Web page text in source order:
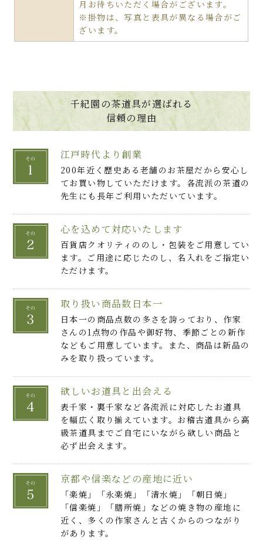
月お待ちいただく場合がございます。
※掛物は、写真と表具が異なる場合がご
ざいます。
千紀園の茶道具が選ばれる
信頼の理由
江戸時代より創業
200年近く歴史ある老舗のお茶屋だから安心し
てお買い物していただけます。各流派の茶道の
先生にも長年ご利用いただいています。
心を込めて対応いたします
百貨店クオリティののし・包装をご用意してい
ます。ご用途に応じたのし、名入れをご指定い
ただけます。
取り扱い商品数日本一
日本一の商品点数の多さを誇っており、作家
さんの1点物の作品や御好物、季節ごとの新作
などもご用意しています。また、商品は新品の
みを取り扱っています。
欲しいお道具と出会える
表千家・裏千家など各流派に対応したお道具
を幅広く取り揃えています。お稽古道具から高
級茶道具までご自宅にいながら欲しい商品と
必ず出会えます。
京都や信楽などの産地に近い
「楽焼」「永楽焼」「清水焼」「朝日焼」
「信楽焼」「膳所焼」などの焼き物の産地に
近く、多くの作家さんと古くからのつながり
があります。